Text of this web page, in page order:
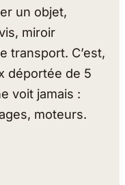
un objet,
miroir
transport. C’est,
déportée de 5
voit jamais :
moteurs.